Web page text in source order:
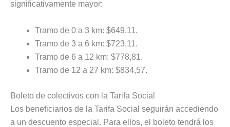
significativamente mayor:
Tramo de 0 a 3 km: $649,11.
Tramo de 3 a 6 km: $723,11.
Tramo de 6 a 12 km: $778,81.
Tramo de 12 a 27 km: $834,57.
Boleto de colectivos con la Tarifa Social
Los beneficiarios de la Tarifa Social seguirán accediendo
a un descuento especial. Para ellos, el boleto tendrá los